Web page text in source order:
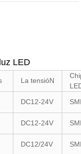
LED
La tensióN
DC12-24V
DC12-24V
DC12/24V